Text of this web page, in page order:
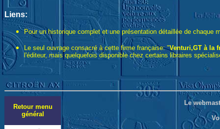
Liens:
Pour un historique complet et une présentation détaillée de chaque
Le seul ouvrage consacré à cette firme française: "Venturi,GT à la
l'éditeur, mais quelquefois disponible chez certains libraires
Retour menu
général
Le